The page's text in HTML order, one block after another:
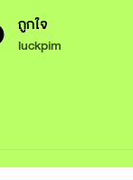
ถูกใจ
luckpim